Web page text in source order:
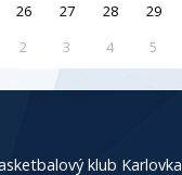
26 27 28 29
2 3 4 5
klub Karlovka